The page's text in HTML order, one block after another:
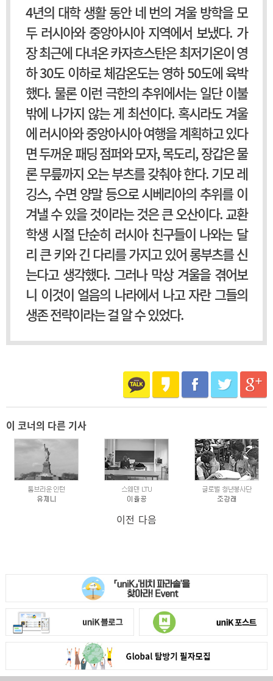
4년의 대학 생활 동안 네 번의 겨울 방학을 모
두 러시아와 중앙아시아 지역에서 보냈다. 가
장 최근에 다녀온 카자흐스탄은 최저기온이 영
하 30도 이하로 체감온도는 영하 50도에 육박
했다. 물론 이런 극한의 추위에서는 일단 이불
밖에 나가지 않는 게 최선이다. 혹시라도 겨울
에 러시아와 중앙아시아 여행을 계획하고 있다
면 두꺼운 패딩 점퍼와 모자, 목도리, 장갑은 물
론 무릎까지 오는 부츠를 갖춰야 한다. 기모 레
깅스, 수면 양말 등으로 시베리아의 추위를 이
겨낼 수 있을 것이라는 것은 큰 오산이다. 교환
학생 시절 단순히 러시아 친구들이 나와는 달
리 큰 키와 긴 다리를 가지고 있어 롱부츠를 신
는다고 생각했다. 그러나 막상 겨울을 겪어보
니 이것이 얼음의 나라에서 나고 자란 그들의
생존 전략이라는 걸 알 수 있었다.
이 코너의 다른 기사
이전 다음